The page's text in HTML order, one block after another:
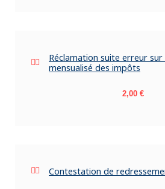
Réclamation suite erreur
mensualisé des impôts
Prix
2,00 €
Contestation de